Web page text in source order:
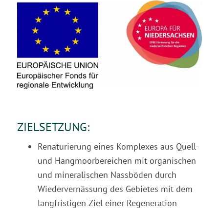
ZIELSETZUNG:
Renaturierung eines Komplexes aus Quell-
und Hangmoorbereichen mit organischen
und mineralischen Nassböden durch
Wiedervernässung des Gebietes mit dem
langfristigen Ziel einer Regeneration